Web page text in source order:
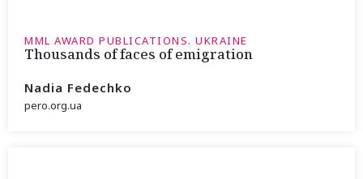
MML AWARD PUBLICATIONS. UKRAINE
Thousands of faces of emigration
Nadia Fedechko
pero.org.ua